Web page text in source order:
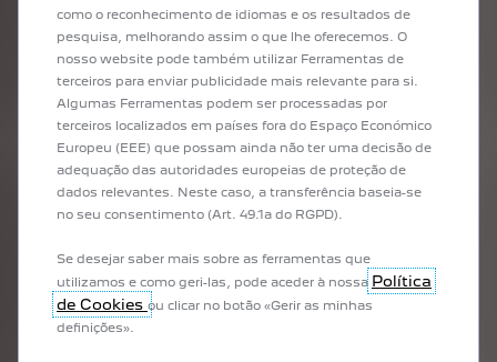
Systems, Ostendstr.
132, 90482 Nürnberg,
Germany
Aceito que os Responsáveis pelo Tratamento acima
mencionados utilizem os meus dados pessoais para iniciar uma
identificação exata para que possam oferecer-me os melhores
serviços e experiências e evitar possíveis inconsistências
relativamente às finalidades indicadas(serviços ao cliente,
informação do cliente, publicidade e inquéritos ao consumidor)
Estas partes utilizam regras de negócio nos processos de
correspondências entre dois ou mais registos, provenientes de
fontes e sistemas diferentes, em particular através de pedidos
online efetuados à Stellantis Portugal, S.A., participação em
eventos de marketing da Stellantis Portugal, S.A., utilização do
como o reconhecimento de idiomas e os resultados de
pesquisa, melhorando assim o que lhe oferecemos. O
nosso website pode também utilizar Ferramentas de
terceiros para enviar publicidade mais relevante para si.
Algumas Ferramentas podem ser processadas por
terceiros localizados em países fora do Espaço Económico
Europeu (EEE) que possam ainda não ter uma decisão de
adequação das autoridades europeias de proteção de
dados relevantes. Neste caso, a transferência baseia-se
no seu consentimento (Art. 49.1a do RGPD).
Se desejar saber mais sobre as ferramentas que
utilizamos e como geri-las, pode aceder à nossa Política
de Cookies ou clicar no botão «Gerir as minhas
definições».